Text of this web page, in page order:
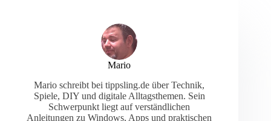
Mario
Mario schreibt bei tippsling.de über Technik,
Spiele, DIY und digitale Alltagsthemen. Sein
Schwerpunkt liegt auf verständlichen
Anleitungen zu Windows, Apps und praktischen